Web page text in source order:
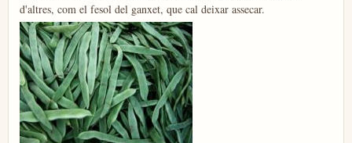
d'altres, com el fesol del ganxet, que cal deixar assecar.